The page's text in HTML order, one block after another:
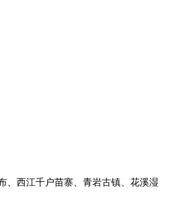
、西江千户苗寨、青岩古镇、花溪湿